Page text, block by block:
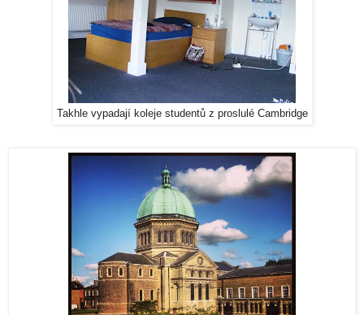
Takhle vypadají koleje studentů z proslulé Cambridge